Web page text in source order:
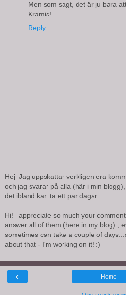
Men som sagt, det är ju bara
Kramis!
Reply
Hej! Jag uppskattar verkligen era
och jag svarar på alla (här i min
det ibland kan ta ett par dagar...
Hi! I appreciate so much your
answer all of them (here in my blog) ,
sometimes can take a couple of
about that - I'm working on it! :)
‹ Home